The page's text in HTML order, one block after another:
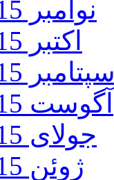
نوامبر 2015
اکتبر 2015
سپتامبر 2015
آگوست 2015
جولای 2015
ژوئن 2015